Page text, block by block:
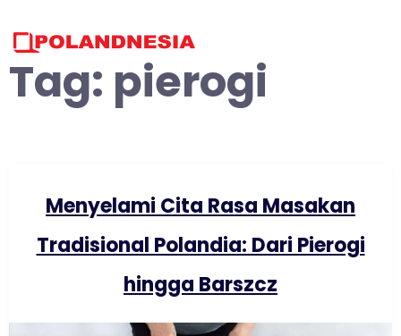
content
Tag: pierogi
Menyelami Cita Rasa Masakan
Tradisional Polandia: Dari Pierogi
hingga Barszcz